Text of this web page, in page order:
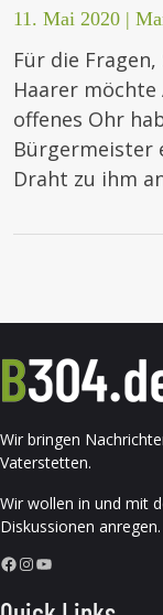
11. Mai 2020 |
Für die
Haarer
offenes Ohr
Bürgermeister
Draht zu ihm
Wir bringen
Vaterstetten.
Wir wollen in und mit
Diskussionen anregen.
Facebook InstagramYouTube